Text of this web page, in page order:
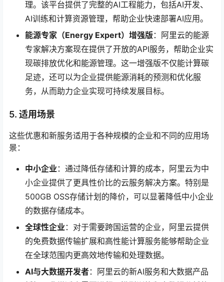
理。该平台提供了完整的AI工程能力，包括AI开发、
AI训练和计算资源管理，帮助企业快速部署AI应用。
能源专家（Energy Expert）增强版：阿里云的能源
专家解决方案现在提供了开放的API服务，帮助企业实
现碳排放优化和能源管理。这一增强版不仅能计算碳
足迹，还可以为企业提供能源消耗的预测和优化服
务，从而助力企业实现可持续发展目标。
5. 适用场景
这些优惠和新服务适用于各种规模的企业和不同的应用场
景：
中小企业 ：通过降低存储和计算的成本，阿里云为中
小企业提供了更具性价比的云服务解决方案。特别是
500GB OSS存储计划的降价，可以显著降低中小企业
的数据存储成本。
全球性企业 ：对于需要跨国运营的企业，阿里云提供
的免费数据传输扩展和高性能计算服务能够帮助企业
在全球范围内更高效地传输和处理数据。
AI与大数据开发者：阿里云的新AI服务和大数据产品